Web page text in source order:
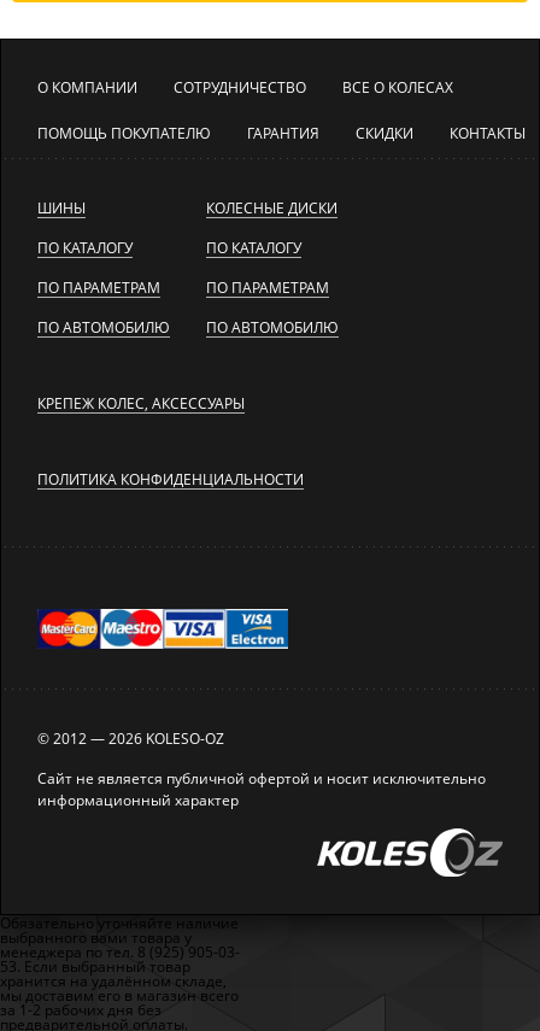
О КОМПАНИИ СОТРУДНИЧЕСТВО ВСЕ О КОЛЕСАХ
ПОМОЩЬ ПОКУПАТЕЛЮ ГАРАНТИЯ СКИДКИ КОНТАКТЫ
ШИНЫ
ПО КАТАЛОГУ
ПО ПАРАМЕТРАМ
ПО АВТОМОБИЛЮ
КОЛЕСНЫЕ ДИСКИ
ПО КАТАЛОГУ
ПО ПАРАМЕТРАМ
ПО АВТОМОБИЛЮ
КРЕПЕЖ КОЛЕС, АКСЕССУАРЫ
ПОЛИТИКА КОНФИДЕНЦИАЛЬНОСТИ
© 2012 — 2026 KOLESO-OZ
Сайт не является публичной офертой и носит исключительно
информационный характер
Обязательно уточняйте наличие
выбранного вами товара у
менеджера по тел. 8 (925) 905-03-
53. Если выбранный товар
хранится на удалённом складе,
мы доставим его в магазин всего
за 1-2 рабочих дня без
предварительной оплаты.